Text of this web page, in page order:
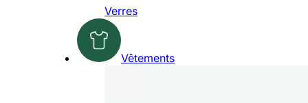
Verres
Vêtements